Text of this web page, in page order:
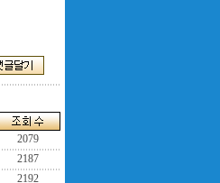
2079
2187
2192